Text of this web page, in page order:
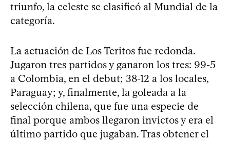
triunfo, la celeste se clasificó al Mundial de la
categoría.
La actuación de Los Teritos fue redonda.
Jugaron tres partidos y ganaron los tres: 99-5
a Colombia, en el debut; 38-12 a los locales,
Paraguay; y, finalmente, la goleada a la
selección chilena, que fue una especie de
final porque ambos llegaron invictos y era el
último partido que jugaban. Tras obtener el